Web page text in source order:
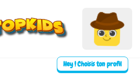
Hey ! Choisis ton profil